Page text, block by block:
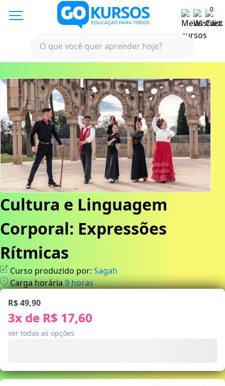
0
Cultura e Linguagem
Corporal: Expressões
Rítmicas
Curso produzido por: Sagah
Carga horária9horas
R$ 49,90
3x de R$ 17,60
ver todas as opções